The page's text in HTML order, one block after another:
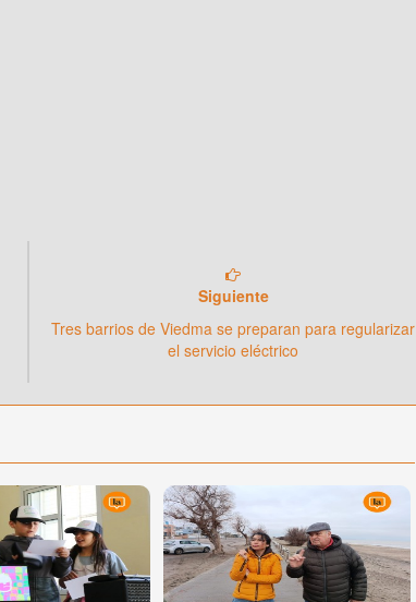
Siguiente
Tres barrios de Viedma se preparan para regularizar
el servicio eléctrico